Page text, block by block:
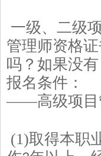
一级、二级
管理师资格
吗？如果没
报名条件：
——高级项目
(1)取得本职